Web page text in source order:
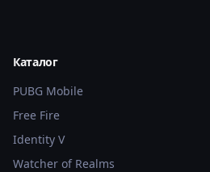
Каталог
PUBG Mobile
Free Fire
Identity V
Watcher of Realms